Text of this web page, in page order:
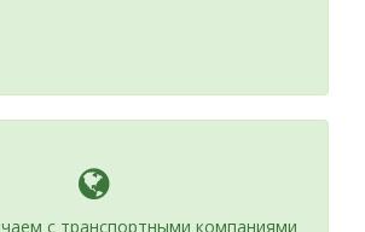
с транспортными компаниями